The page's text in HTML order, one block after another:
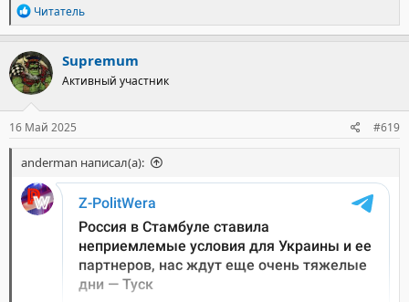
Р
е
а
к
ц
и
и
:
Читатель
Supremum
Активный участник
16 Май 2025 #619
anderman написал(а):